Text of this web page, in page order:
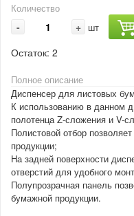
Количество
- + шт
Остаток: 2
Полное описание
Диспенсер для листовых
К использованию в данном
полотенца Z-сложения и V-
Полистовой отбор
продукции;
На задней поверхности
отверстий для удобного
Полупрозрачная панель
бумажной продукции.